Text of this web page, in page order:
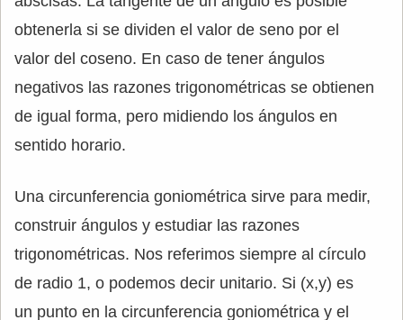
obtenerla si se dividen el valor de seno por el
valor del coseno. En caso de tener ángulos
negativos las razones trigonométricas se obtienen
de igual forma, pero midiendo los ángulos en
sentido horario.
Una circunferencia goniométrica sirve para medir,
construir ángulos y estudiar las razones
trigonométricas. Nos referimos siempre al círculo
de radio 1, o podemos decir unitario. Si (x,y) es
un punto en la circunferencia goniométrica y el